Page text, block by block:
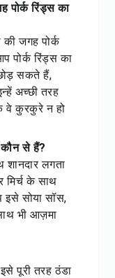
पोर्क रिंड्स का
की जगह पोर्क
पोर्क रिंड्स का
सकते हैं,
अच्छी तरह
वे कुरकुरे न हो
कौन से हैं?
लगता
के साथ
इसे सोया सॉस,
भी आज़मा
पूरी तरह ठंडा